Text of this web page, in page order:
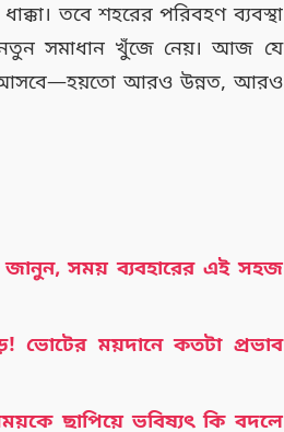
তবে শহরের পরিবহণ ব্যবস্থা
সমাধান খুঁজে নেয়। আজ যে
আসবে—হয়তো আরও উন্নত, আরও
জানুন, সময় ব্যবহারের এই সহজ
ভোটের ময়দানে কতটা প্রভাব
ছাপিয়ে ভবিষ্যৎ কি বদলে